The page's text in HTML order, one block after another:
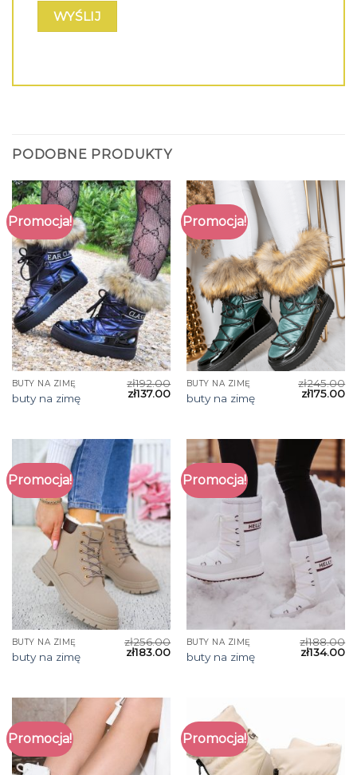
PODOBNE PRODUKTY
Promocja!
BUTY NA ZIMĘ
buty na zimę
zł192.00
zł137.00
Promocja!
BUTY NA ZIMĘ
buty na zimę
zł245.00
zł175.00
Promocja!
BUTY NA ZIMĘ
buty na zimę
zł256.00
zł183.00
Promocja!
BUTY NA ZIMĘ
buty na zimę
zł188.00
zł134.00
Promocja! Promocja!